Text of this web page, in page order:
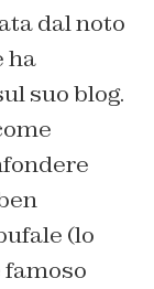
dal noto
ha
suo blog.
(lo